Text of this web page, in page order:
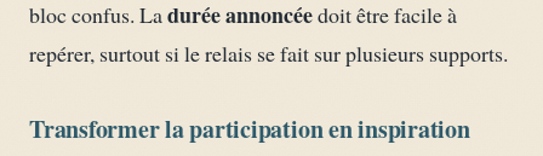
bloc confus. Ladurée annoncéedoit être facile à
repérer, surtout si le relais se fait sur plusieurs supports.
Transformer la participation en inspiration